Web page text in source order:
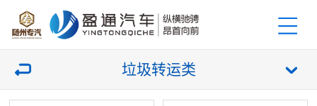
垃圾转运类